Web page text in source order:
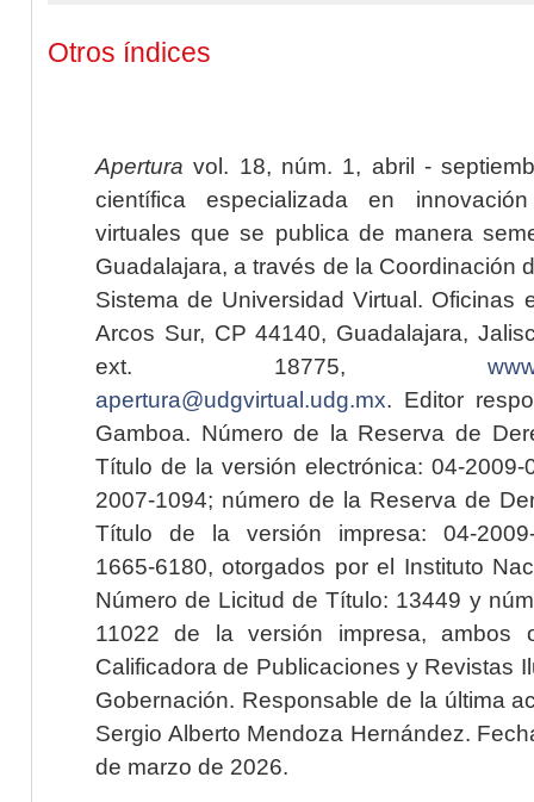
Otros índices
Apertura vol. 18, núm. 1, abril -
científica especializada en
virtuales que se publica de manera
Guadalajara, a través de la Coordinación
Sistema de Universidad Virtual. Oficinas
Arcos Sur, CP 44140, Guadalajara,
ext. 18775,
apertura@udgvirtual.udg.mx. Editor
Gamboa. Número de la Reserva de
Título de la versión electrónica: 04-2009-
2007-1094; número de la Reserva de
Título de la versión impresa: 04-2009-
1665-6180, otorgados por el Instituto
Número de Licitud de Título: 13449 y
11022 de la versión impresa, ambos
Calificadora de Publicaciones y Revistas
Gobernación. Responsable de la última
Sergio Alberto Mendoza Hernández.
de marzo de 2026.